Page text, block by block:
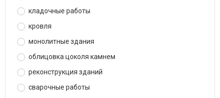
кладочные работы
кровля
монолитные здания
облицовка цоколя камнем
реконструкция зданий
сварочные работы